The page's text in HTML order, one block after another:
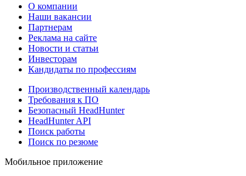
О компании
Наши вакансии
Партнерам
Реклама на сайте
Новости и статьи
Инвесторам
Кандидаты по профессиям
Производственный календарь
Требования к ПО
Безопасный HeadHunter
HeadHunter API
Поиск работы
Поиск по резюме
Мобильное приложение